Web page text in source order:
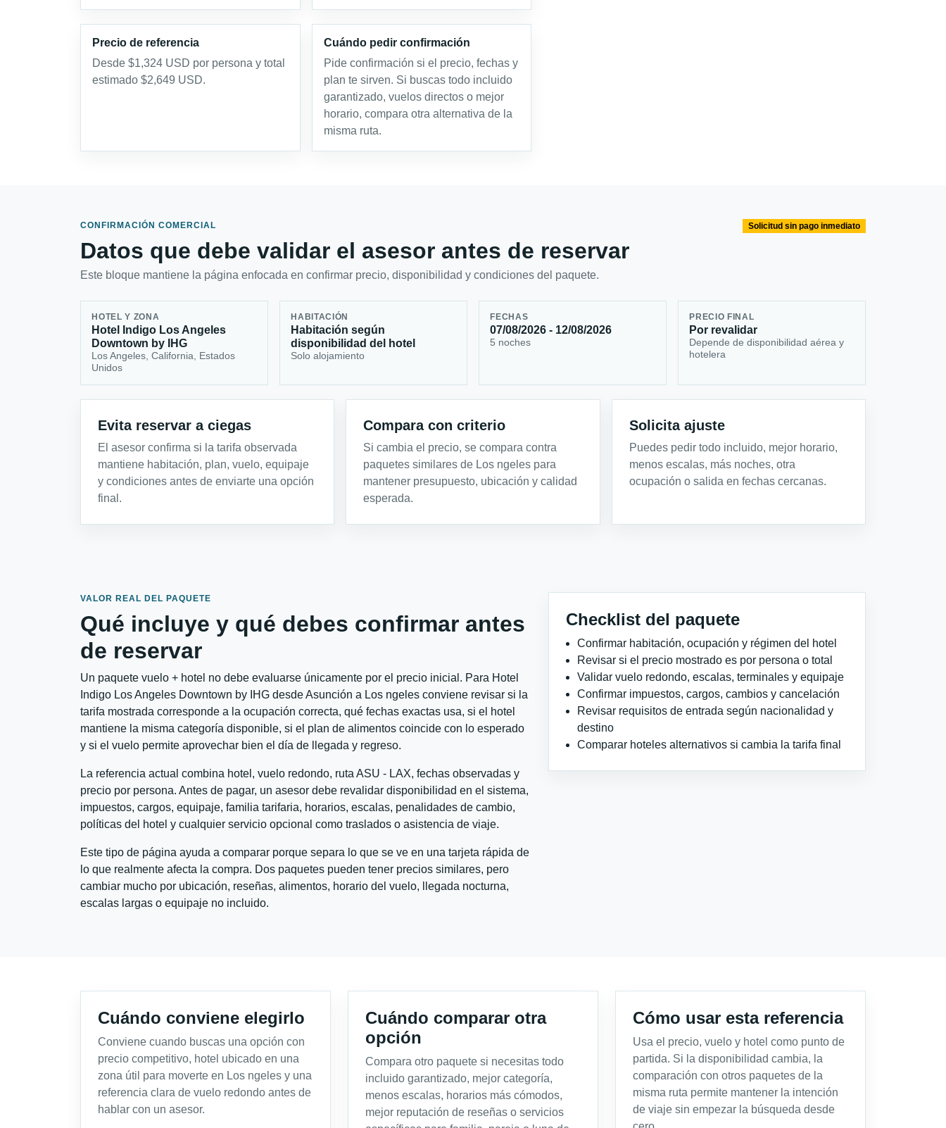
Precio de referencia
Desde $1,324 USD por persona y total
estimado $2,649 USD.
Cuándo pedir confirmación
Pide confirmación si el precio, fechas y
plan te sirven. Si buscas todo incluido
garantizado, vuelos directos o mejor
horario, compara otra alternativa de la
misma ruta.
CONFIRMACIÓN COMERCIAL
Datos que debe validar el asesor antes de reservar
Este bloque mantiene la página enfocada en confirmar precio, disponibilidad y condiciones del paquete.
Solicitud sin pago inmediato
HOTEL Y ZONA
Hotel Indigo Los Angeles
Downtown by IHG
Los Angeles, California, Estados
Unidos
HABITACIÓN
Habitación según
disponibilidad del hotel
Solo alojamiento
FECHAS
07/08/2026 - 12/08/2026
5 noches
PRECIO FINAL
Por revalidar
Depende de disponibilidad aérea y
hotelera
Evita reservar a ciegas
El asesor confirma si la tarifa observada
mantiene habitación, plan, vuelo, equipaje
y condiciones antes de enviarte una opción
final.
Compara con criterio
Si cambia el precio, se compara contra
paquetes similares de Los ngeles para
mantener presupuesto, ubicación y calidad
esperada.
Solicita ajuste
Puedes pedir todo incluido, mejor horario,
menos escalas, más noches, otra
ocupación o salida en fechas cercanas.
VALOR REAL DEL PAQUETE
Qué incluye y qué debes confirmar antes
de reservar
Un paquete vuelo + hotel no debe evaluarse únicamente por el precio inicial. Para Hotel
Indigo Los Angeles Downtown by IHG desde Asunción a Los ngeles conviene revisar si la
tarifa mostrada corresponde a la ocupación correcta, qué fechas exactas usa, si el hotel
mantiene la misma categoría disponible, si el plan de alimentos coincide con lo esperado
y si el vuelo permite aprovechar bien el día de llegada y regreso.
La referencia actual combina hotel, vuelo redondo, ruta ASU - LAX, fechas observadas y
precio por persona. Antes de pagar, un asesor debe revalidar disponibilidad en el sistema,
impuestos, cargos, equipaje, familia tarifaria, horarios, escalas, penalidades de cambio,
políticas del hotel y cualquier servicio opcional como traslados o asistencia de viaje.
Este tipo de página ayuda a comparar porque separa lo que se ve en una tarjeta rápida de
lo que realmente afecta la compra. Dos paquetes pueden tener precios similares, pero
cambiar mucho por ubicación, reseñas, alimentos, horario del vuelo, llegada nocturna,
escalas largas o equipaje no incluido.
Checklist del paquete
Confirmar habitación, ocupación y régimen del hotel
Revisar si el precio mostrado es por persona o total
Validar vuelo redondo, escalas, terminales y equipaje
Confirmar impuestos, cargos, cambios y cancelación
Revisar requisitos de entrada según nacionalidad y
destino
Comparar hoteles alternativos si cambia la tarifa final
Cuándo conviene elegirlo
Conviene cuando buscas una opción con
precio competitivo, hotel ubicado en una
zona útil para moverte en Los ngeles y una
referencia clara de vuelo redondo antes de
hablar con un asesor.
Cuándo comparar otra
opción
Compara otro paquete si necesitas todo
incluido garantizado, mejor categoría,
menos escalas, horarios más cómodos,
mejor reputación de reseñas o servicios
Cómo usar esta referencia
Usa el precio, vuelo y hotel como punto de
partida. Si la disponibilidad cambia, la
comparación con otros paquetes de la
misma ruta permite mantener la intención
de viaje sin empezar la búsqueda desde